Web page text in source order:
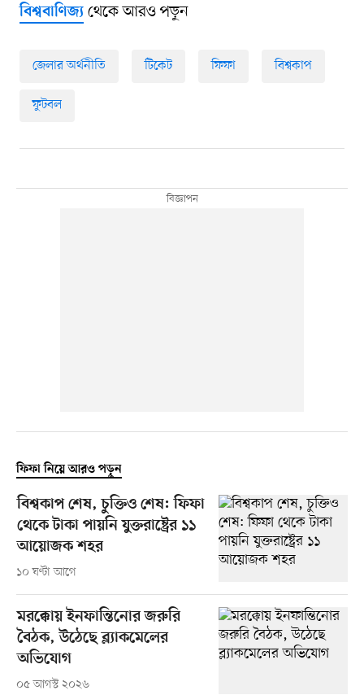
বিশ্ববাণিজ্যথেকে আরও পড়ুন
জেলার অর্থনীতি টিকেট ফিফা বিশ্বকাপ
ফুটবল
ফিফা নিয়ে আরও পড়ুন
বিশ্বকাপ শেষ, চুক্তিও শেষ: ফিফা
থেকে টাকা পায়নি যুক্তরাষ্ট্রের ১১
আয়োজক শহর
১০ ঘণ্টা আগে
মরক্কোয় ইনফান্তিনোর জরুরি
বৈঠক, উঠেছে ব্ল্যাকমেলের
অভিযোগ
০৫ আগস্ট ২০২৬